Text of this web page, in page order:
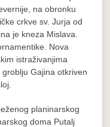
na obronku
crkve sv. Jurja od
je kneza Mislava.
Nova
istraživanjima
Gajina otkriven
planinarskog
doma Putalj